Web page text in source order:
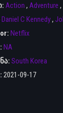
Action , Adventure ,
Daniel C Kennedy,
Netflix
NA
South Korea
2021-09-17